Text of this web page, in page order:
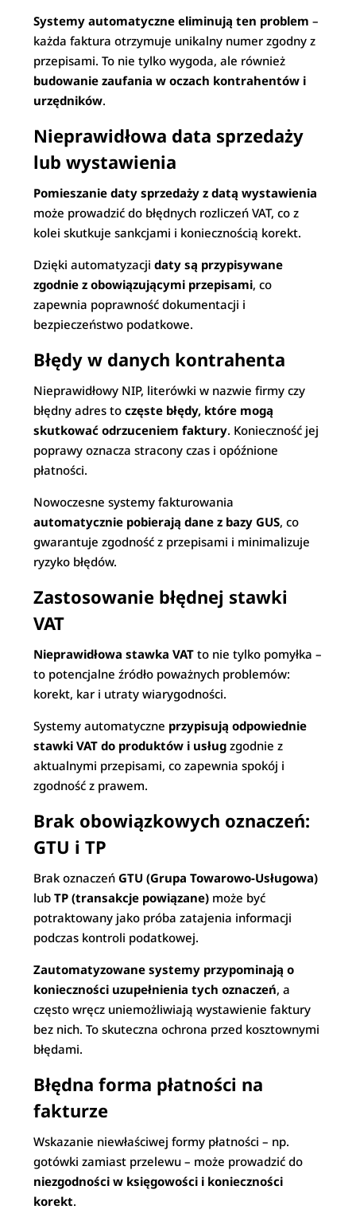
Systemy automatyczne eliminują ten problem –
każda faktura otrzymuje unikalny numer zgodny z
przepisami. To nie tylko wygoda, ale również
budowanie zaufania w oczach kontrahentów i
urzędników.
Nieprawidłowa data sprzedaży
lub wystawienia
Pomieszanie daty sprzedaży z datą wystawienia
może prowadzić do błędnych rozliczeń VAT, co z
kolei skutkuje sankcjami i koniecznością korekt.
Dzięki automatyzacjidaty są przypisywane
zgodnie z obowiązującymi przepisami, co
zapewnia poprawność dokumentacji i
bezpieczeństwo podatkowe.
Błędy w danych kontrahenta
Nieprawidłowy NIP, literówki w nazwie firmy czy
błędny adres toczęste błędy, które mogą
skutkować odrzuceniem faktury. Konieczność jej
poprawy oznacza stracony czas i opóźnione
płatności.
Nowoczesne systemy fakturowania
automatycznie pobierają dane z bazy GUS, co
gwarantuje zgodność z przepisami i minimalizuje
ryzyko błędów.
Zastosowanie błędnej stawki
VAT
Nieprawidłowa stawka VAT to nie tylko pomyłka –
to potencjalne źródło poważnych problemów:
korekt, kar i utraty wiarygodności.
Systemy automatyczne przypisują odpowiednie
stawki VAT do produktów i usług zgodnie z
aktualnymi przepisami, co zapewnia spokój i
zgodność z prawem.
Brak obowiązkowych oznaczeń:
GTU i TP
Brak oznaczeńGTU (Grupa Towarowo-Usługowa)
lubTP (transakcje powiązane) może być
potraktowany jako próba zatajenia informacji
podczas kontroli podatkowej.
Zautomatyzowane systemy przypominają o
konieczności uzupełnienia tych oznaczeń, a
często wręcz uniemożliwiają wystawienie faktury
bez nich. To skuteczna ochrona przed kosztownymi
błędami.
Błędna forma płatności na
fakturze
Wskazanie niewłaściwej formy płatności – np.
gotówki zamiast przelewu – może prowadzić do
niezgodności w księgowości i konieczności
korekt.